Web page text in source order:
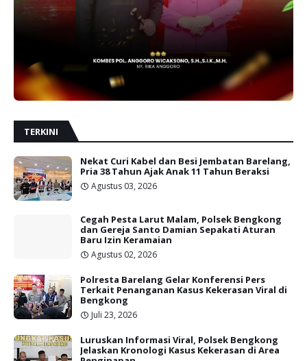
TERKINI
Nekat Curi Kabel dan Besi Jembatan Barelang,
Pria 38 Tahun Ajak Anak 11 Tahun Beraksi
Agustus 03, 2026
Cegah Pesta Larut Malam, Polsek Bengkong
dan Gereja Santo Damian Sepakati Aturan
Baru Izin Keramaian
Agustus 02, 2026
Polresta Barelang Gelar Konferensi Pers
Terkait Penanganan Kasus Kekerasan Viral di
Bengkong
Juli 23, 2026
Luruskan Informasi Viral, Polsek Bengkong
Jelaskan Kronologi Kasus Kekerasan di Area